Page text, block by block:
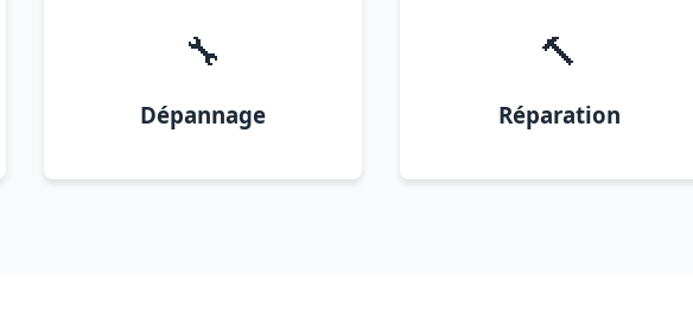
🔧
Dépannage
🔨
Réparation